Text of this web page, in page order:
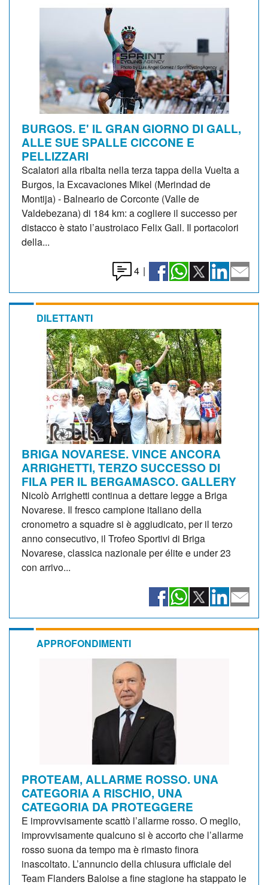
BURGOS. E' IL GRAN GIORNO DI GALL,
ALLE SUE SPALLE CICCONE E
PELLIZZARI
Scalatori alla ribalta nella terza tappa della Vuelta a
Burgos, la Excavaciones Mikel (Merindad de
Montija) - Balneario de Corconte (Valle de
Valdebezana) di 184 km: a cogliere il successo per
distacco è stato l’austroiaco Felix Gall. Il portacolori
della...
4 |
DILETTANTI
BRIGA NOVARESE. VINCE ANCORA
ARRIGHETTI, TERZO SUCCESSO DI
FILA PER IL BERGAMASCO. GALLERY
Nicolò Arrighetti continua a dettare legge a Briga
Novarese. Il fresco campione italiano della
cronometro a squadre si è aggiudicato, per il terzo
anno consecutivo, il Trofeo Sportivi di Briga
Novarese, classica nazionale per élite e under 23
con arrivo...
APPROFONDIMENTI
PROTEAM, ALLARME ROSSO. UNA
CATEGORIA A RISCHIO, UNA
CATEGORIA DA PROTEGGERE
E improvvisamente scattò l’allarme rosso. O meglio,
improvvisamente qualcuno si è accorto che l’allarme
rosso suona da tempo ma è rimasto finora
inascoltato. L’annuncio della chiusura ufficiale del
Team Flanders Baloise a fine stagione ha stappato le